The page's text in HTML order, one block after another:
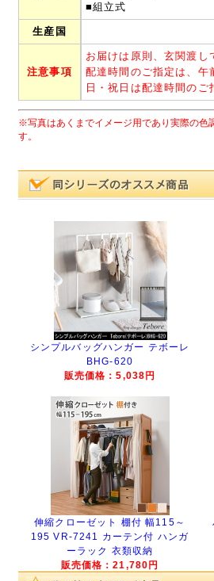
■組立式
生産国
注意事項
お届けは原則、玄関渡し
配達時間のご指定は、午
日・祝日は配達時間の
※写真はあくまでイメージ用であり実際の色
す。
シンプルバッグハンガー テボーレ
BHG-620
販売価格：5,038円
伸縮クローゼット 棚付 幅115～
195 VR-7241 カーテン付 ハンガ
ーラック 衣類収納
販売価格：21,780円